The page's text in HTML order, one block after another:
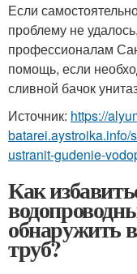
Если
проблему не
профессионалам
помощь, если
сливной бачок
Источник: https://
batarei.aystroika.info/
ustranit-gudenie-
Как
обнаружить
труб?